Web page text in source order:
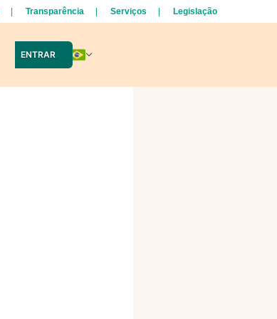
Transparência Serviços Legislação
ENTRAR